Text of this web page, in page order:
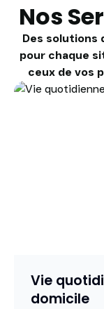
Nos
Des solutions
pour chaque
ceux de vos
Vie
domicile